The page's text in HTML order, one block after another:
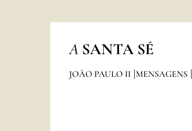
A SANTA SÉ
JOÃO PAULO II MENSAGENS